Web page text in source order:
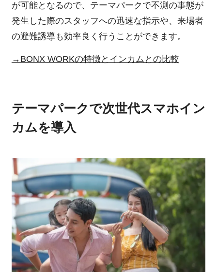
が可能となるので、テーマパークで不測の事態が
発生した際のスタッフへの迅速な指示や、来場者
の避難誘導も効率良く行うことができます。
→BONX WORKの特徴とインカムとの比較
テーマパークで次世代スマホイン
カムを導入